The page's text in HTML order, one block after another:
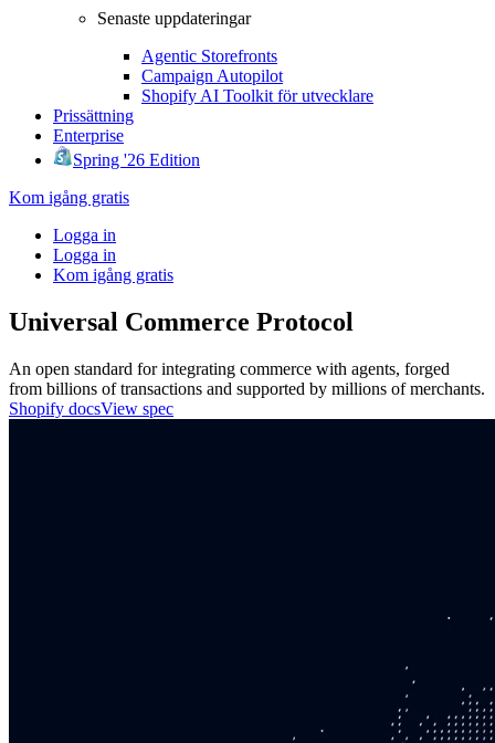
Senaste uppdateringar
Agentic Storefronts
Campaign Autopilot
Shopify AI Toolkit för utvecklare
Prissättning
Enterprise
Spring '26 Edition
Kom igång gratis
Logga in
Logga in
Kom igång gratis
Universal Commerce Protocol
An open standard for integrating commerce with agents, forged
from billions of transactions and supported by millions of merchants.
Shopify docsView spec